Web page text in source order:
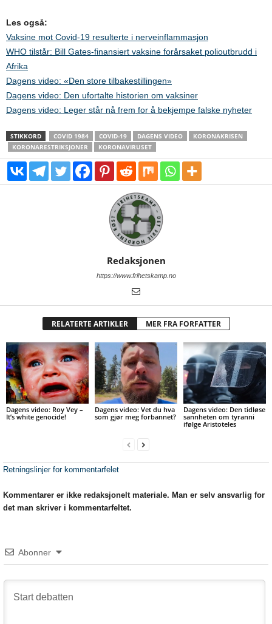
Les også:
Vaksine mot Covid-19 resulterte i nerveinflammasjon
WHO tilstår: Bill Gates-finansiert vaksine forårsaket polioutbrudd i
Afrika
Dagens video: «Den store tilbakestillingen»
Dagens video: Den ufortalte historien om vaksiner
Dagens video: Leger står nå frem for å bekjempe falske nyheter
STIKKORD COVID 1984 COVID-19 DAGENS VIDEO
KORONAKRISEN
KORONARESTRIKSJONER
KORONAVIRUSET
Redaksjonen
https://www.frihetskamp.no
RELATERTE ARTIKLER MER FRA FORFATTER
Dagens video: Roy Vey –
It’s white genocide!
Dagens video: Vet du hva
som gjør meg forbannet?
Dagens video: Den tidløse
sannheten om tyranni
ifølge Aristoteles
Retningslinjer for kommentarfelet
Kommentarer er ikke redaksjonelt materiale. Man er selv ansvarlig for
det man skriver i kommentarfeltet.
Abonner